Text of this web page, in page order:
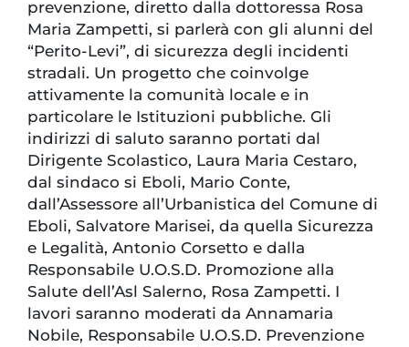
prevenzione, diretto dalla dottoressa Rosa
Maria Zampetti, si parlerà con gli alunni del
“Perito-Levi”, di sicurezza degli incidenti
stradali. Un progetto che coinvolge
attivamente la comunità locale e in
particolare le Istituzioni pubbliche. Gli
indirizzi di saluto saranno portati dal
Dirigente Scolastico, Laura Maria Cestaro,
dal sindaco si Eboli, Mario Conte,
dall’Assessore all’Urbanistica del Comune di
Eboli, Salvatore Marisei, da quella Sicurezza
e Legalità, Antonio Corsetto e dalla
Responsabile U.O.S.D. Promozione alla
Salute dell’Asl Salerno, Rosa Zampetti. I
lavori saranno moderati da Annamaria
Nobile, Responsabile U.O.S.D. Prevenzione